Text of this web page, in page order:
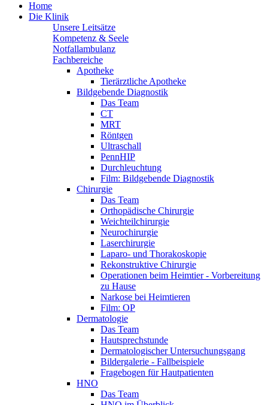
Home
Die Klinik
Unsere Leitsätze
Kompetenz & Seele
Notfallambulanz
Fachbereiche
Apotheke
Tierärztliche Apotheke
Bildgebende Diagnostik
Das Team
CT
MRT
Röntgen
Ultraschall
PennHIP
Durchleuchtung
Film: Bildgebende Diagnostik
Chirurgie
Das Team
Orthopädische Chirurgie
Weichteilchirurgie
Neurochirurgie
Laserchirurgie
Laparo- und Thorakoskopie
Rekonstruktive Chirurgie
Operationen beim Heimtier - Vorbereitung
zu Hause
Narkose bei Heimtieren
Film: OP
Dermatologie
Das Team
Hautsprechstunde
Dermatologischer Untersuchungsgang
Bildergalerie - Fallbeispiele
Fragebogen für Hautpatienten
HNO
Das Team